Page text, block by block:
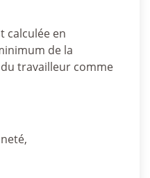
calculée en
de la
travailleur comme